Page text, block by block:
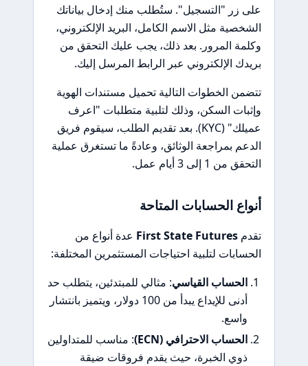
على زر "التسجيل". ستُطلب منك إدخال بياناتك
الشخصية مثل الاسم الكامل، البريد الإلكتروني،
وكلمة المرور. بعد ذلك، يجب عليك التحقق من
بريدك الإلكتروني عبر الرابط المرسل إليك.
تتضمن الخطوات التالية تحميل مستندات الهوية
وإثبات السكن، وذلك لتلبية متطلبات "اعرف
عميلك" (KYC). بعد تقديم الطلب، سيقوم فريق
الدعم بمراجعة الوثائق، وعادةً ما تستغرق عملية
التحقق من 1 إلى 3 أيام عمل.
أنواع الحسابات المتاحة
تقدمFirst State Futures عدة أنواع من
الحسابات لتلبية احتياجات المستثمرين المختلفة:
الحساب القياسي: مثالي للمبتدئين، يتطلب حد
أدنى للإيداع يبدأ من 100 دولار، ويتميز بانتشار
واسع.
الحساب الاحترافي (ECN)
: مناسب للمتداولين
ذوي الخبرة، حيث يقدم فروقات ضيقة